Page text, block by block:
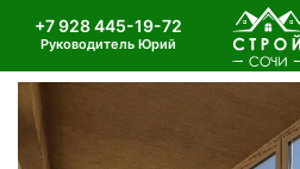
+7 928 445-19-72
Руководитель Юрий